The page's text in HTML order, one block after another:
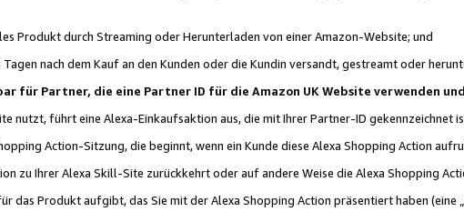
Produkt durch Streaming oder Herunterladen von einer Amazon-Website; und
nach dem Kauf an den Kunden oder die Kundin versandt, gestreamt oder
für Partner, die eine Partner ID für die Amazon UK Website verwenden
nutzt, führt eine Alexa-Einkaufsaktion aus, die mit Ihrer Partner-ID gekennzeichnet
Action-Sitzung, die beginnt, wenn ein Kunde diese Alexa Shopping Action
zu Ihrer Alexa Skill-Site zurückkehrt oder auf andere Weise die Alexa Shopping
das Produkt aufgibt, das Sie mit der Alexa Shopping Action präsentiert haben (eine „